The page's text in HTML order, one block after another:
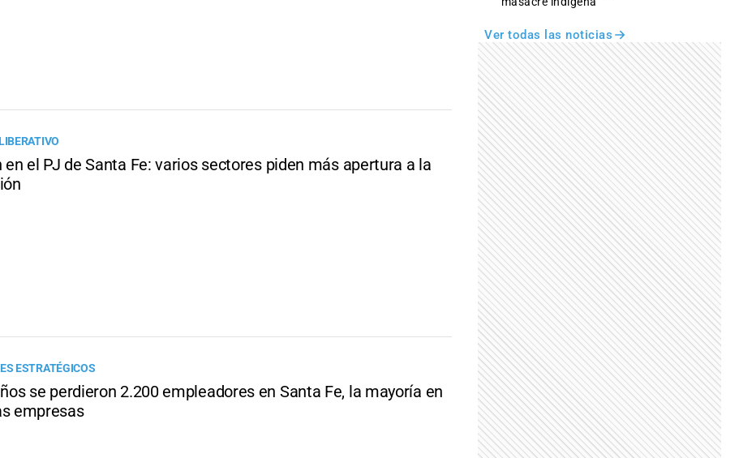
en el PJ de Santa Fe: varios sectores piden más apertura a la
ESTRATÉGICOS
se perdieron 2.200 empleadores en Santa Fe, la mayoría en
empresas
Ver todas las noticias